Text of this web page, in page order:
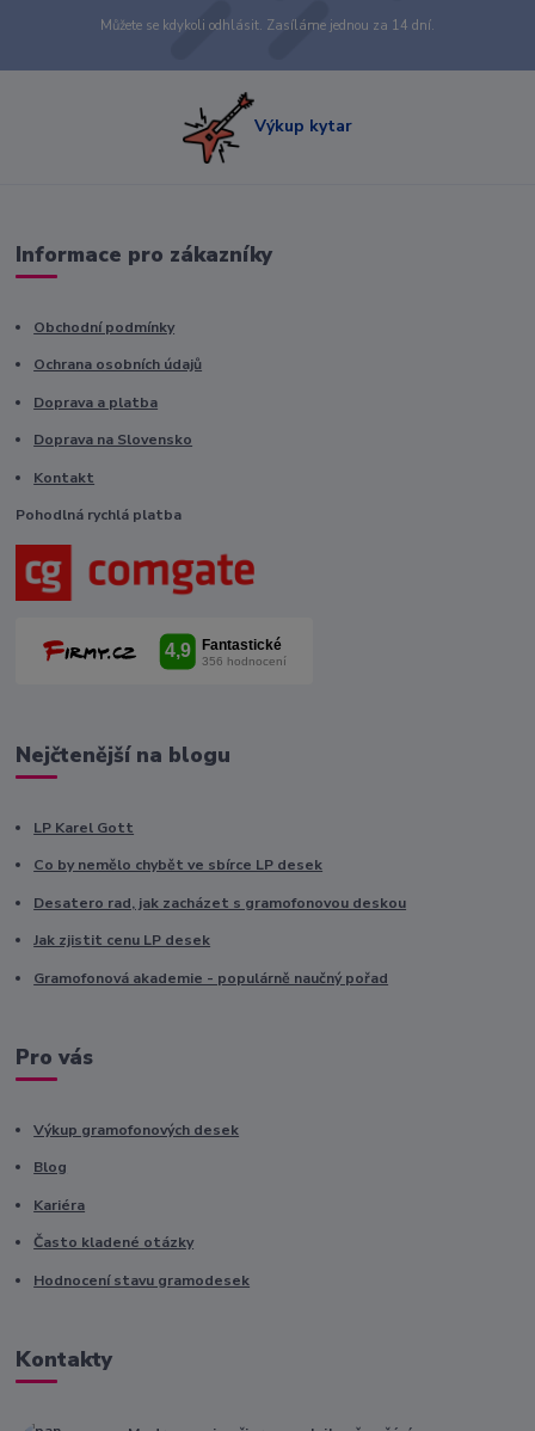
Můžete se kdykoli odhlásit. Zasíláme jednou za 14 dní.
Výkup kytar
Informace pro zákazníky
Obchodní podmínky
Ochrana osobních údajů
Doprava a platba
Doprava na Slovensko
Kontakt
Pohodlná rychlá platba
Nejčtenější na blogu
LP Karel Gott
Co by nemělo chybět ve sbírce LP desek
Desatero rad, jak zacházet s gramofonovou deskou
Jak zjistit cenu LP desek
Gramofonová akademie - populárně naučný pořad
Pro vás
Výkup gramofonových desek
Blog
Kariéra
Často kladené otázky
Hodnocení stavu gramodesek
Kontakty